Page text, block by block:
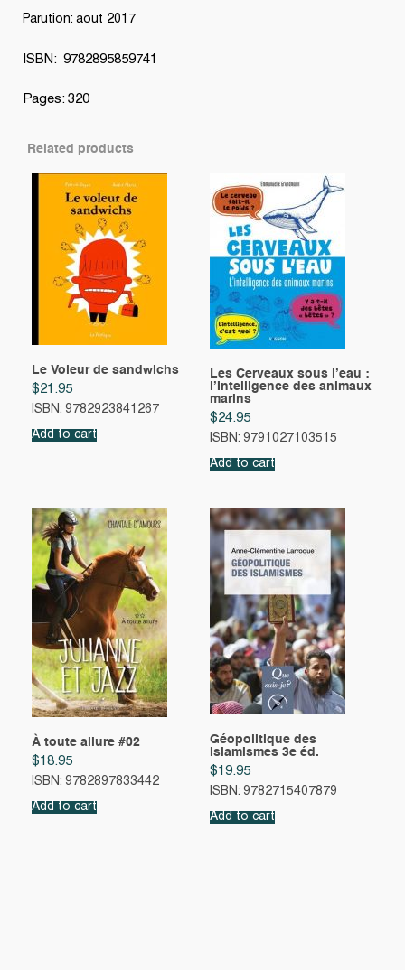
Parution: aout 2017
ISBN: 9782895859741
Pages: 320
Related products
Le Voleur de sandwichs
$21.95
ISBN: 9782923841267
Add to cart
Les Cerveaux sous l’eau :
l’Intelligence des animaux
marins
$24.95
ISBN: 9791027103515
Add to cart
À toute allure #02
$18.95
ISBN: 9782897833442
Add to cart
Géopolitique des
islamismes 3e éd.
$19.95
ISBN: 9782715407879
Add to cart